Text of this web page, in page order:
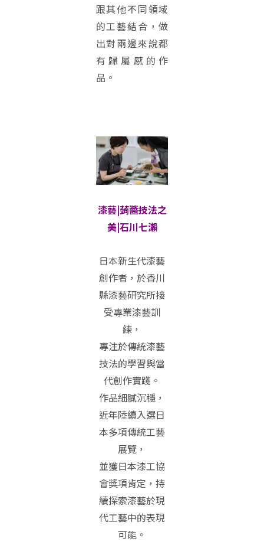
跟其他不同領域
的工藝結合，做
出對兩邊來說都
有歸屬感的作
品。
漆藝|蒟醬技法之
美|石川七瀨
日本新生代漆藝
創作者，於香川
縣漆藝研究所接
受專業漆藝訓
練，
專注於傳統漆藝
技法的學習與當
代創作實踐。
作品細膩沉穩，
近年陸續入選日
本多項傳統工藝
展覽，
並獲日本漆工協
會獎項肯定，持
續探索漆藝於現
代工藝中的表現
可能。